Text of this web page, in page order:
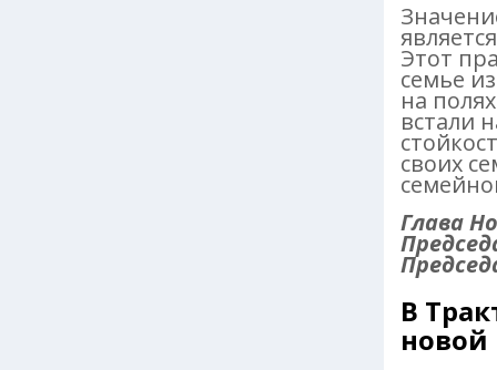
Этот
семье
на
встали
своих
Глава
В